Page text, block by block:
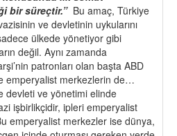
bir süreçtir.”Bu amaç, Türkiye
ve devletinin uykularını
ülkede yönetiyor gibi
değil. Aynı zamanda
patronları olan başta ABD
emperyalist merkezlerin de…
devleti ve yönetimi elinde
işbirlikçidir, ipleri emperyalist
emperyalist merkezler ise dünya,